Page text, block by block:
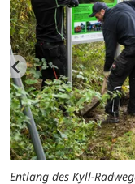
Entlang des Kyll-